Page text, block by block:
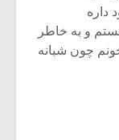
داره
و به خاطر
چون شبانه